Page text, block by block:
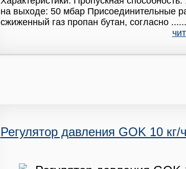
на выходе: 50 мбар Присоединительные
сжиженный газ пропан бутан, согласно
Регулятор давления GOK 10